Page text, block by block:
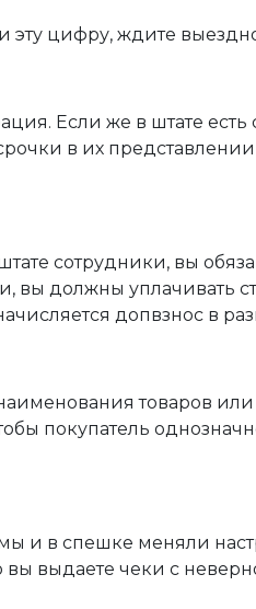
эту цифру, ждите
Если же в штате есть
в их представлении
сотрудники, вы
вы должны уплачивать
допвзнос в
товаров или
покупатель
и в спешке меняли
вы выдаете чеки с